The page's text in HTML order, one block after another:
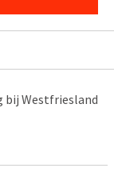
bij Westfriesland